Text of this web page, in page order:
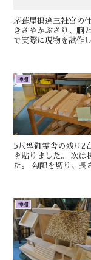
茅葺屋根違三社宮の
きさやかぶさり、胴
で実際に現物を試作
神棚
5尺型御霊舎の残り2
を貼りました。 次は
た。 勾配を切り、長
神棚